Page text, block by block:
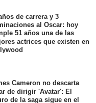
de carrera y 3
al Oscar: hoy
51 años una de las
actrices que existen en
Cameron no descarta
de dirigir 'Avatar': El
de la saga sigue en el